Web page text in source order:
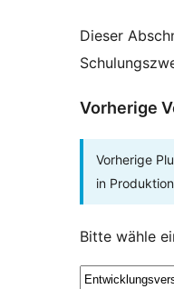
Dieser
Vorherige
Vorherige
in
Bitte wähle